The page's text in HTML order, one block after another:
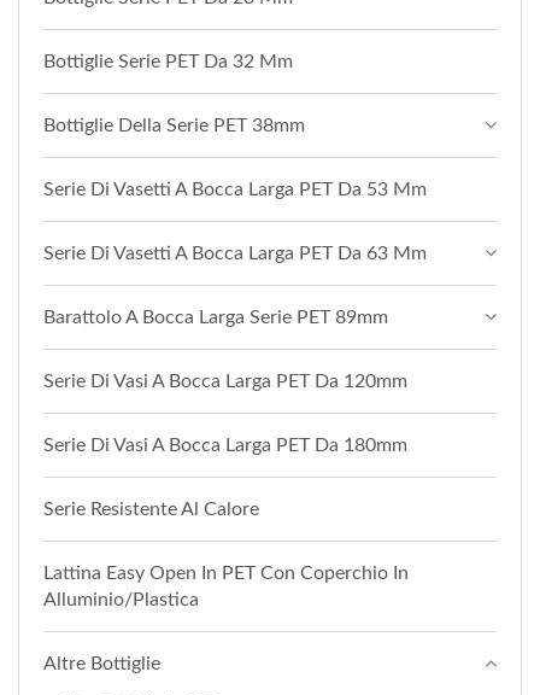
Bottiglie Serie PET Da 32 Mm
Bottiglie Della Serie PET 38mm
Serie Di Vasetti A Bocca Larga PET Da 53 Mm
Serie Di Vasetti A Bocca Larga PET Da 63 Mm
Barattolo A Bocca Larga Serie PET 89mm
Serie Di Vasi A Bocca Larga PET Da 120mm
Serie Di Vasi A Bocca Larga PET Da 180mm
Serie Resistente Al Calore
Lattina Easy Open In PET Con Coperchio In
Alluminio/plastica
Altre Bottiglie